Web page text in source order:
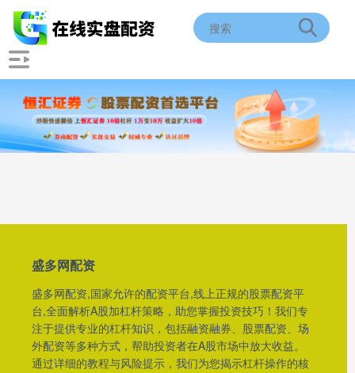
盛多网配资
盛多网配资,国家允许的配资平台,线上正规的股票配资平
台,全面解析A股加杠杆策略，助您掌握投资技巧！我们专
注于提供专业的杠杆知识，包括融资融券、股票配资、场
外配资等多种方式，帮助投资者在A股市场中放大收益。
通过详细的教程与风险提示，我们为您揭示杠杆操作的核